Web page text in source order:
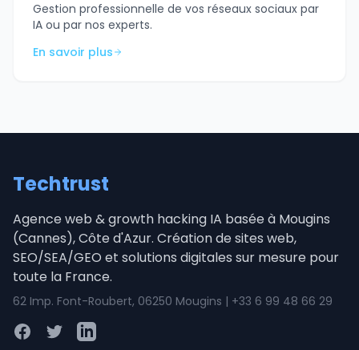
Gestion professionnelle de vos réseaux sociaux par
IA ou par nos experts.
En savoir plus
Techtrust
Agence web & growth hacking IA basée à Mougins
(Cannes), Côte d'Azur. Création de sites web,
SEO/SEA/GEO et solutions digitales sur mesure pour
toute la France.
62 Imp. Font-Roubert, 06250 Mougins | +33 6 99 48 66 29
FacebookTwitterLinkedIn